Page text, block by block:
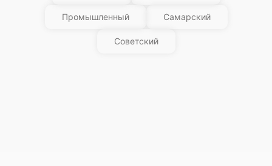
Промышленный Самарский
Советский